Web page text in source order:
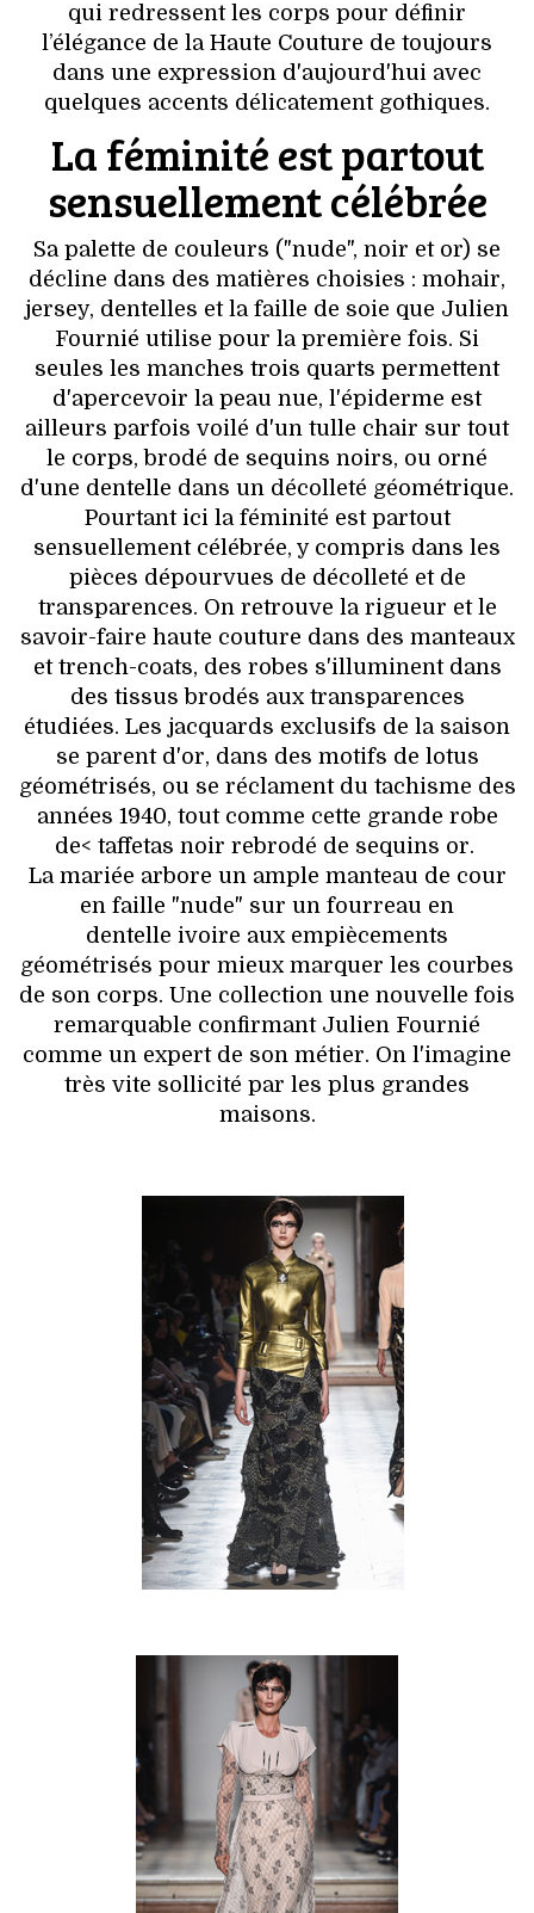
qui redressent les corps pour définir
l’élégance de la Haute Couture de toujours
dans une expression d'aujourd'hui avec
quelques accents délicatement gothiques.
La féminité est partout
sensuellement célébrée
Sa palette de couleurs ("nude", noir et or) se
décline dans des matières choisies : mohair,
jersey, dentelles et la faille de soie que Julien
Fournié utilise pour la première fois. Si
seules les manches trois quarts permettent
d'apercevoir la peau nue, l'épiderme est
ailleurs parfois voilé d'un tulle chair sur tout
le corps, brodé de sequins noirs, ou orné
d'une dentelle dans un décolleté géométrique.
Pourtant ici la féminité est partout
sensuellement célébrée, y compris dans les
pièces dépourvues de décolleté et de
transparences. On retrouve la rigueur et le
savoir-faire haute couture dans des manteaux
et trench-coats, des robes s'illuminent dans
des tissus brodés aux transparences
étudiées. Les jacquards exclusifs de la saison
se parent d'or, dans des motifs de lotus
géométrisés, ou se réclament du tachisme des
années 1940, tout comme cette grande robe
de< taffetas noir rebrodé de sequins or.
La mariée arbore un ample manteau de cour
en faille "nude" sur un fourreau en
dentelle ivoire aux empiècements
géométrisés pour mieux marquer les courbes
de son corps. Une collection une nouvelle fois
remarquable confirmant Julien Fournié
comme un expert de son métier. On l'imagine
très vite sollicité par les plus grandes
maisons.